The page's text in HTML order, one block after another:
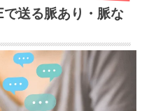
で送る脈あり・脈な